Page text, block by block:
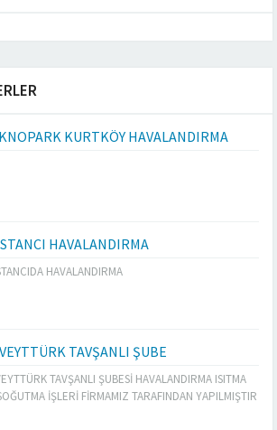
KURTKÖY HAVALANDIRMA
HAVALANDIRMA
HAVALANDIRMA
TAVŞANLI ŞUBE
TAVŞANLI ŞUBESİ HAVALANDIRMA ISITMA
İŞLERİ FİRMAMIZ TARAFINDAN YAPILMIŞTIR